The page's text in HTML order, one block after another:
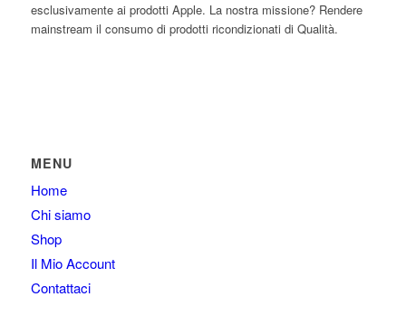
esclusivamente ai prodotti Apple. La nostra missione? Rendere
mainstream il consumo di prodotti ricondizionati di Qualità.
MENU
Home
Chi siamo
Shop
Il Mio Account
Contattaci